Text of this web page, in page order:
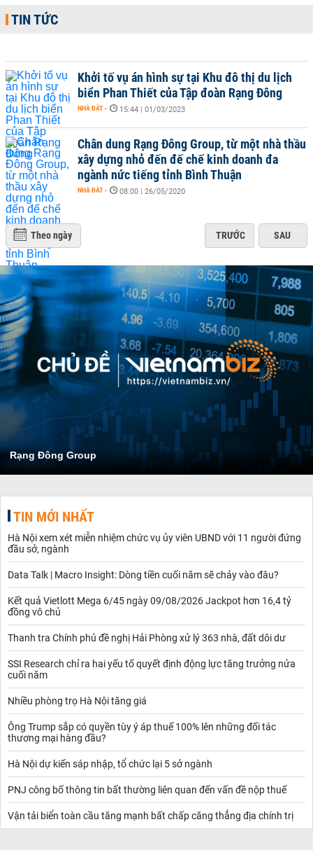
TIN TỨC
Khởi tố vụ án hình sự tại Khu đô thị du lịch
biển Phan Thiết của Tập đoàn Rạng Đông
NHÀ ĐẤT - 15:44 | 01/03/2023
Chân dung Rạng Đông Group, từ một nhà thầu
xây dựng nhỏ đến đế chế kinh doanh đa
ngành nức tiếng tỉnh Bình Thuận
NHÀ ĐẤT - 08:00 | 26/05/2020
Theo ngày TRƯỚC SAU
Rạng Đông Group
TIN MỚI NHẤT
Hà Nội xem xét miễn nhiệm chức vụ ủy viên UBND với 11 người đứng
đầu sở, ngành
Data Talk | Macro Insight: Dòng tiền cuối năm sẽ chảy vào đâu?
Kết quả Vietlott Mega 6/45 ngày 09/08/2026 Jackpot hơn 16,4 tỷ
đồng vô chủ
Thanh tra Chính phủ đề nghị Hải Phòng xử lý 363 nhà, đất dôi dư
SSI Research chỉ ra hai yếu tố quyết định động lực tăng trưởng nửa
cuối năm
Nhiều phòng trọ Hà Nội tăng giá
Ông Trump sắp có quyền tùy ý áp thuế 100% lên những đối tác
thương mại hàng đầu?
Hà Nội dự kiến sáp nhập, tổ chức lại 5 sở ngành
PNJ công bố thông tin bất thường liên quan đến vấn đề nộp thuế
Vận tải biển toàn cầu tăng mạnh bất chấp căng thẳng địa chính trị